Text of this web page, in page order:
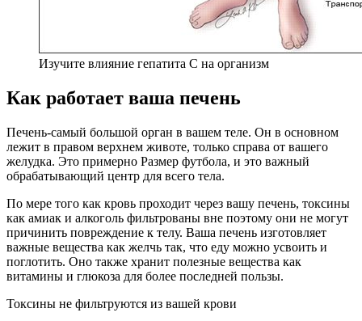
Изучите влияние гепатита С на организм
Как работает ваша печень
Печень-самый большой орган в вашем теле. Он в основном
лежит в правом верхнем животе, только справа от вашего
желудка. Это примерно Размер футбола, и это важный
обрабатывающий центр для всего тела.
По мере того как кровь проходит через вашу печень, токсины
как амиак и алкоголь фильтрованы вне поэтому они не могут
причинить повреждение к телу. Ваша печень изготовляет
важные вещества как желчь так, что еду можно усвоить и
поглотить. Оно также хранит полезные вещества как
витамины и глюкоза для более последней пользы.
Токсины не фильтруются из вашей крови